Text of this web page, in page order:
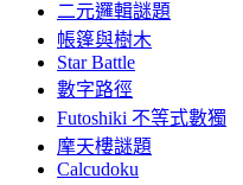
二元邏輯謎題
帳篷與樹木
Star Battle
數字路徑
Futoshiki 不等式數獨
摩天樓謎題
Calcudoku